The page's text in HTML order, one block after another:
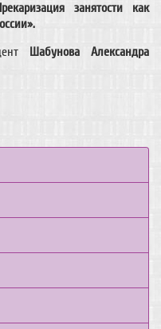
занятости как
Шабунова Александра